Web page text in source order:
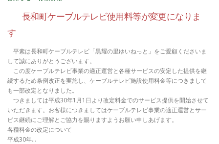
長和町ケーブルテレビ使用料等が変更になりま
す
平素は長和町ケーブルテレビ「黒耀の里ゆいねっと」をご愛顧くださいま
して誠にありがとうございます。
この度ケーブルテレビ事業の適正運営と各種サービスの安定した提供を継
続するため条例改正を実施し、ケーブルテレビ施設使用料金等につきまして
も一部改定となりました。
つきましては平成30年1月1日より改定料金でのサービス提供を開始させて
いただきます。お客様につきましてはケーブルテレビ事業の適正運営とサー
ビス継続にご理解とご協力を賜りますようお願い申しあげます。
各種料金の改定について
平成30年…